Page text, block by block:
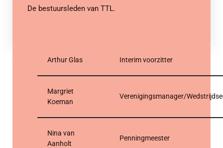
De bestuursleden van TTL.
Arthur Glas Interim voorzitter
Margriet
Koeman
Verenigingsmanager/
Nina van
Aanholt
Penningmeester